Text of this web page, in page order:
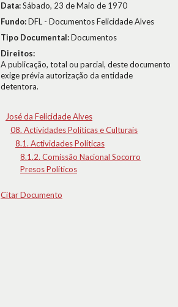
Data:Sábado, 23 de Maio de 1970
Fundo:DFL - Documentos Felicidade Alves
Tipo Documental:Documentos
Direitos:
A publicação, total ou parcial, deste documento
exige prévia autorização da entidade
detentora.
José da Felicidade Alves
08. Actividades Políticas e Culturais
8.1. Actividades Políticas
8.1.2. Comissão Nacional Socorro
Presos Políticos
Citar Documento